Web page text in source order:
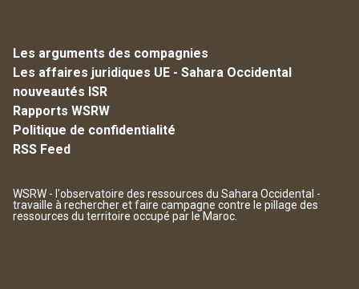
Les arguments des compagnies
Les affaires juridiques UE - Sahara Occidental
nouveautés ISR
Rapports WSRW
Politique de confidentialité
RSS Feed
WSRW - l'observatoire des ressources du Sahara Occidental -
travaille à rechercher et faire campagne contre le pillage des
ressources du territoire occupé par le Maroc.